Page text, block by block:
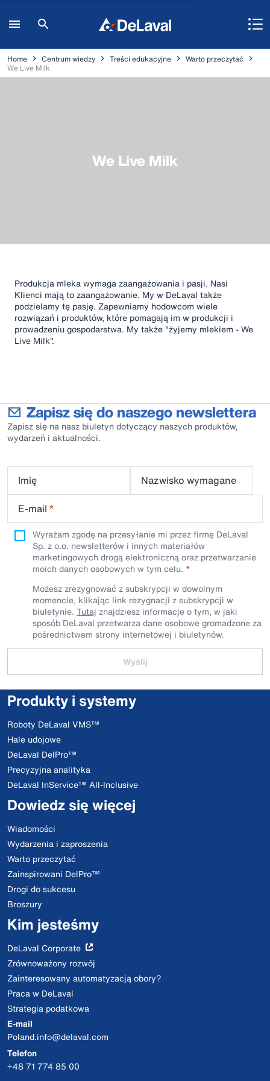
Home Centrum wiedzy Treści edukacyjne
Warto przeczytać
We Live Milk
We Live Milk
Produkcja mleka wymaga zaangażowania i pasji. Nasi
Klienci mają to zaangażowanie. My w DeLaval także
podzielamy tę pasję. Zapewniamy hodowcom wiele
rozwiązań i produktów, które pomagają im w produkcji i
prowadzeniu gospodarstwa. My także "żyjemy mlekiem - We
Live Milk".
Zapisz się do naszego newslettera
Zapisz się na nasz biuletyn dotyczący naszych produktów,
wydarzeń i aktualności.
Imię
Nazwisko wymagane
E-mail *
Wyrażam zgodę na przesyłanie mi przez firmę DeLaval
Sp. z o.o. newsletterów i innych materiałów
marketingowych drogą elektroniczną oraz przetwarzanie
moich danych osobowych w tym celu.
Możesz zrezygnować z subskrypcji w dowolnym
momencie, klikając link rezygnacji z subskrypcji w
biuletynie. Tutaj znajdziesz informacje o tym, w jaki
sposób DeLaval przetwarza dane osobowe gromadzone za
pośrednictwem strony internetowej i biuletynów.
Wyślij
Produkty i systemy
Roboty DeLaval VMS™
Hale udojowe
DeLaval DelPro™
Precyzyjna analityka
DeLaval InService™ All-Inclusive
Dowiedz się więcej
Wiadomości
Wydarzenia i zaproszenia
Warto przeczytać
Zainspirowani DelPro™
Drogi do sukcesu
Broszury
Kim jesteśmy
DeLaval Corporate
Zrównoważony rozwój
Zainteresowany automatyzacją obory?
Praca w DeLaval
Strategia podatkowa
E-mail
Poland.info@delaval.com
Telefon
+48 71 774 85 00